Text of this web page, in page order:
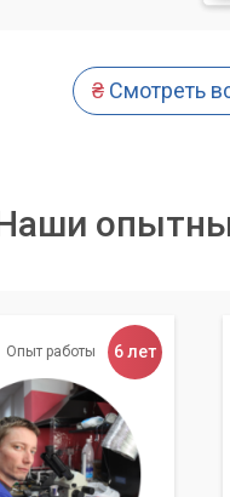
проделанных работ.
работу.
большой опыт работы
Только проверенные
₴ Смотреть
Опыт работы 6 лет